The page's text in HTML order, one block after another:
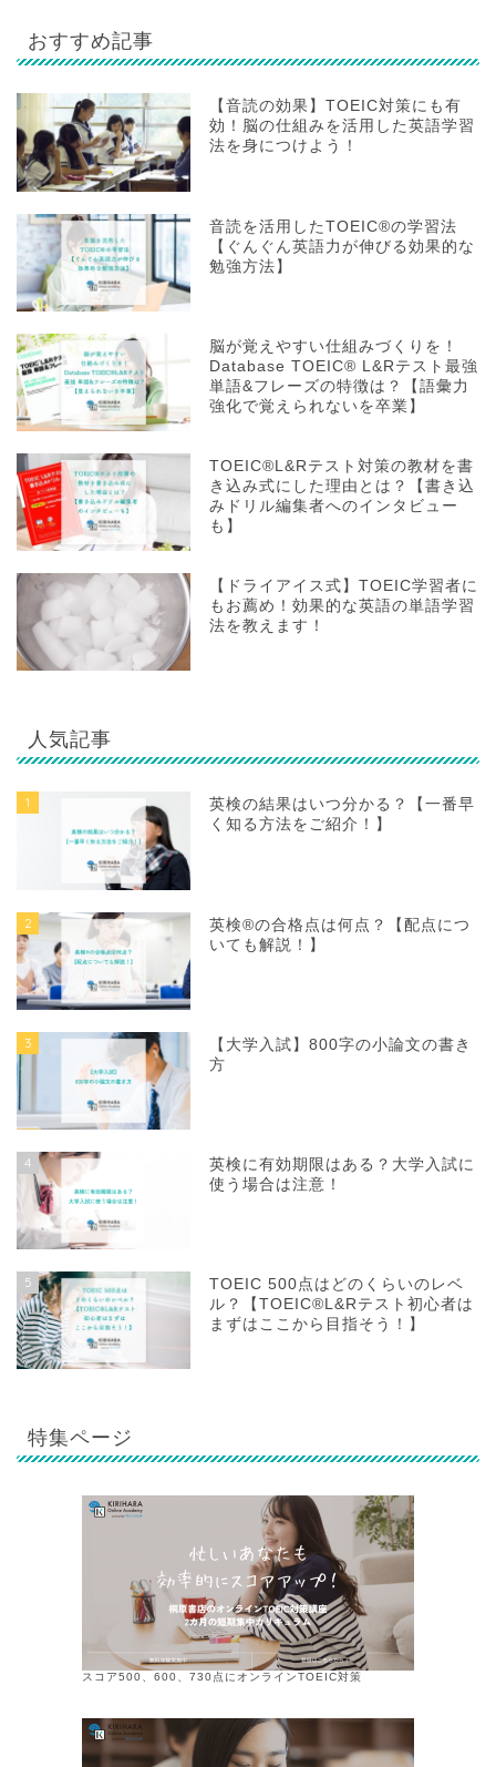
おすすめ記事
【音読の効果】TOEIC対策にも有
効！脳の仕組みを活用した英語学習
法を身につけよう！
音読を活用したTOEIC®の学習法
【ぐんぐん英語力が伸びる効果的な
勉強方法】
脳が覚えやすい仕組みづくりを！
Database TOEIC® L&Rテスト最強
単語&フレーズの特徴は？【語彙力
強化で覚えられないを卒業】
TOEIC®L&Rテスト対策の教材を書
き込み式にした理由とは？【書き込
みドリル編集者へのインタビュー
も】
【ドライアイス式】TOEIC学習者に
もお薦め！効果的な英語の単語学習
法を教えます！
人気記事
1
英検の結果はいつ分かる？【一番早
く知る方法をご紹介！】
2
英検®の合格点は何点？【配点につ
いても解説！】
3
【大学入試】800字の小論文の書き
方
4
英検に有効期限はある？大学入試に
使う場合は注意！
5
TOEIC 500点はどのくらいのレベ
ル？【TOEIC®L&Rテスト初心者は
まずはここから目指そう！】
特集ページ
スコア500、600、730点にオンラインTOEIC対策